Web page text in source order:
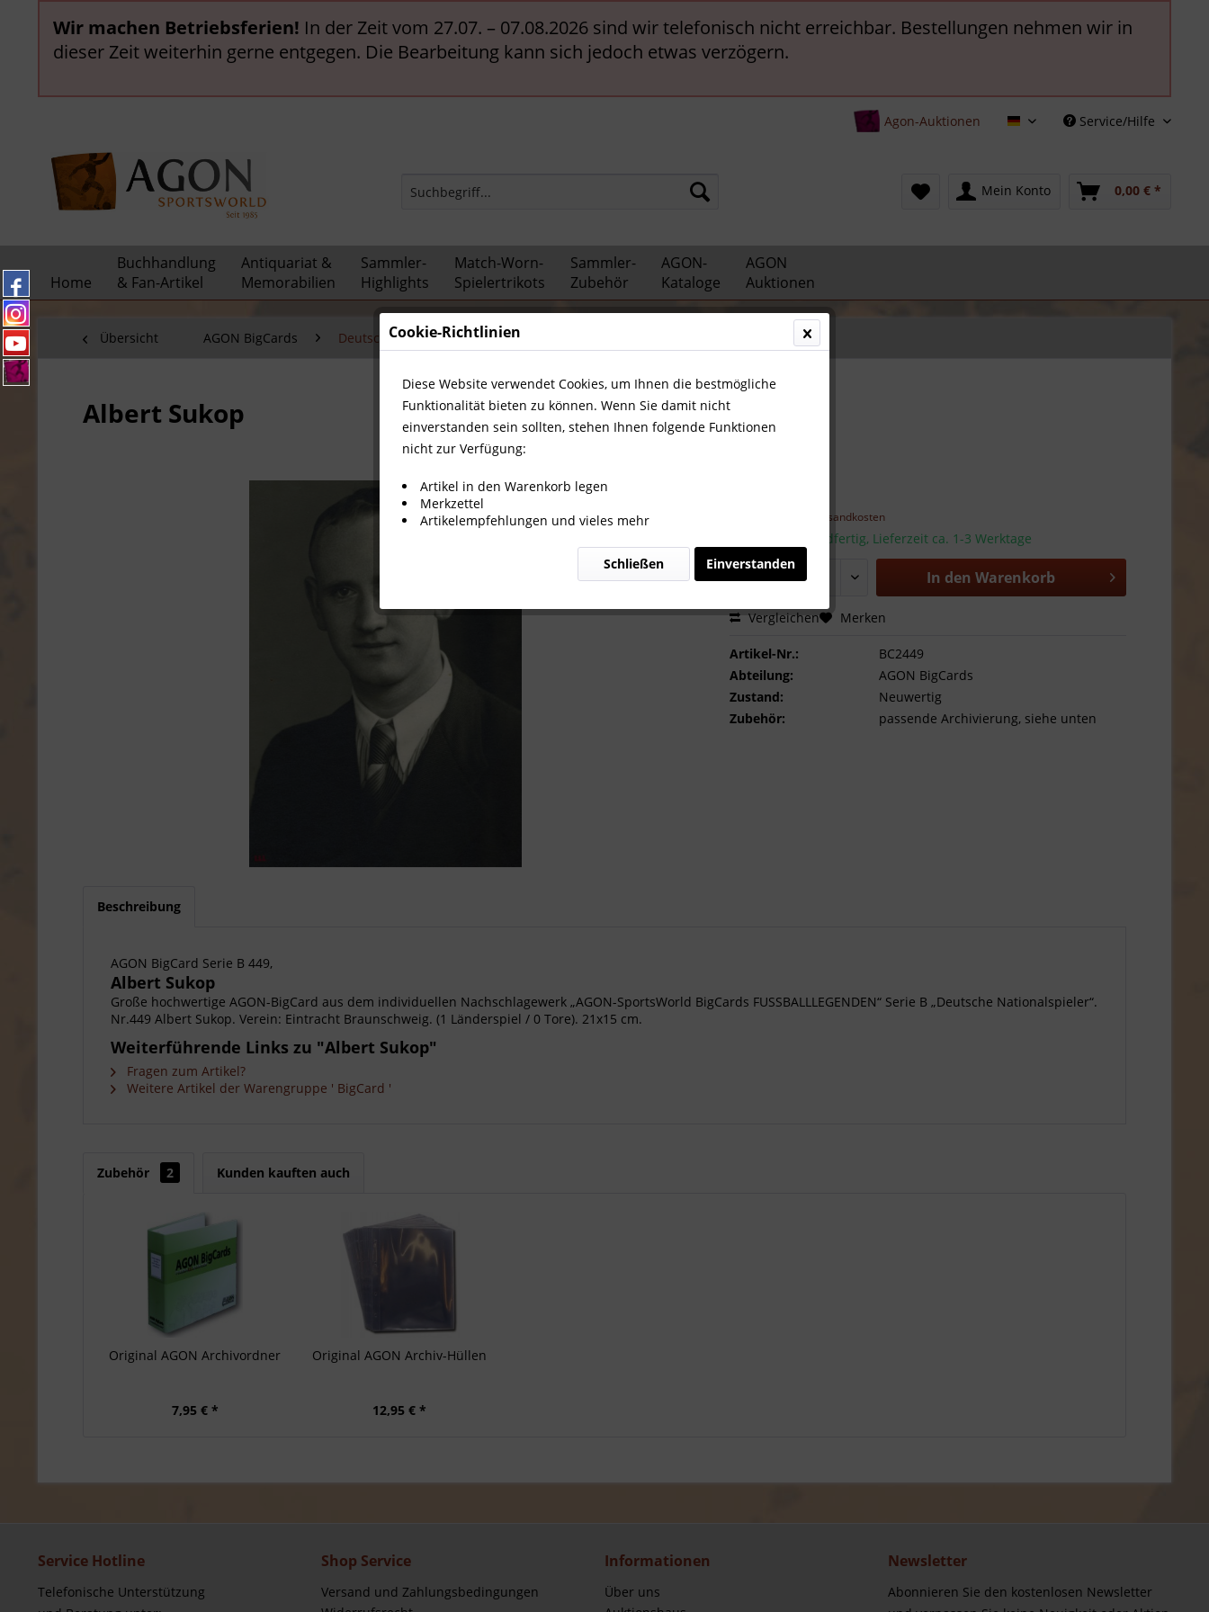
Wir machen Betriebsferien! In der Zeit vom 27.07. – 07.08.2026 sind wir telefonisch nicht erreichbar. Bestellungen nehmen wir in
dieser Zeit weiterhin gerne entgegen. Die Bearbeitung kann sich jedoch etwas verzögern.
Agon-Auktionen Deutsch Service/Hilfe
Mein Konto 0,00 € *
Home
Buchhandlung
& Fan-Artikel
Antiquariat &
Memorabilien
Sammler-
Highlights
Match-Worn-
Spielertrikots
Sammler-
Zubehör
AGON-
Kataloge
AGON
Auktionen
Übersicht AGON BigCards Deutsche Nationalspieler
Albert Sukop
zzgl. Versandkosten
Sofort versandfertig, Lieferzeit ca. 1-3 Werktage
In den Warenkorb
Vergleichen Merken
Artikel-Nr.:
BC2449
Abteilung:
AGON BigCards
Zustand:
Neuwertig
Zubehör:
passende Archivierung, siehe unten
Beschreibung
AGON BigCard Serie B 449,
Albert Sukop
Große hochwertige AGON-BigCard aus dem individuellen Nachschlagewerk „AGON-SportsWorld BigCards FUSSBALLLEGENDEN“ Serie B „Deutsche Nationalspieler“.
Nr.449 Albert Sukop. Verein: Eintracht Braunschweig. (1 Länderspiel / 0 Tore). 21x15 cm.
Weiterführende Links zu "Albert Sukop"
Fragen zum Artikel?
Weitere Artikel der Warengruppe ' BigCard '
Zubehör 2 Kunden kauften auch
Original AGON Archivordner
7,95 € *
Original AGON Archiv-Hüllen
12,95 € *
Service Hotline
Telefonische Unterstützung
Shop Service
Versand und Zahlungsbedingungen
Informationen
Über uns
Newsletter
Abonnieren Sie den kostenlosen Newsletter
Cookie-Richtlinien
Diese Website verwendet Cookies, um Ihnen die bestmögliche
Funktionalität bieten zu können. Wenn Sie damit nicht
einverstanden sein sollten, stehen Ihnen folgende Funktionen
nicht zur Verfügung:
Artikel in den Warenkorb legen
Merkzettel
Artikelempfehlungen und vieles mehr
Einverstanden
Schließen